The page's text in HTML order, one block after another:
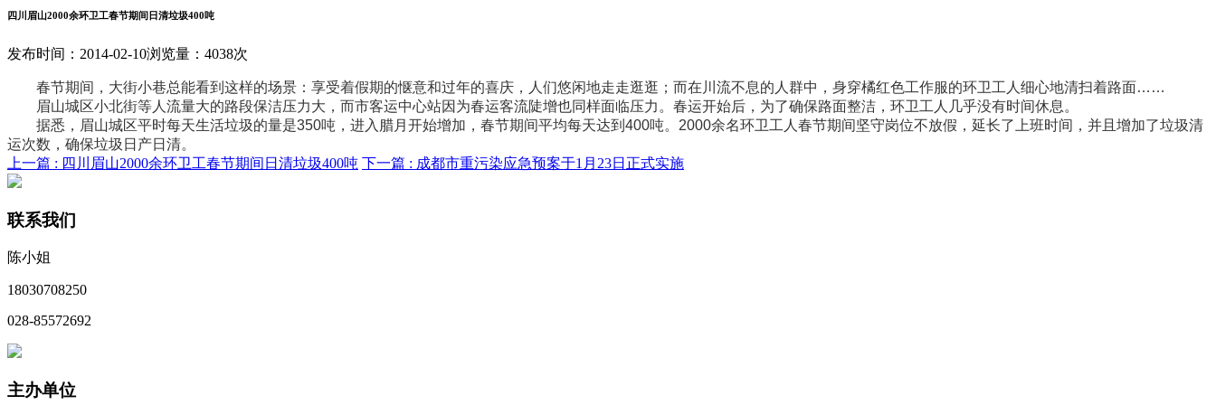
四川眉山2000余环卫工春节期间日清垃圾400吨
发布时间：2014-02-10浏览量：4038次
春节期间，大街小巷总能看到这样的场景：享受着假期的惬意和过年的喜庆，人们悠闲地走走逛逛；而在川流不息的人群中，身穿橘红色工作服的环卫工人细心地清扫着路面……
眉山城区小北街等人流量大的路段保洁压力大，而市客运中心站因为春运客流陡增也同样面临压力。春运开始后，为了确保路面整洁，环卫工人几乎没有时间休息。
据悉，眉山城区平时每天生活垃圾的量是350吨，进入腊月开始增加，春节期间平均每天达到400吨。2000余名环卫工人春节期间坚守岗位不放假，延长了上班时间，并且增加了垃圾清
运次数，确保垃圾日产日清。
上一篇 : 四川眉山2000余环卫工春节期间日清垃圾400吨 下一篇 : 成都市重污染应急预案于1月23日正式实施
联系我们
陈小姐
18030708250
028-85572692
主办单位